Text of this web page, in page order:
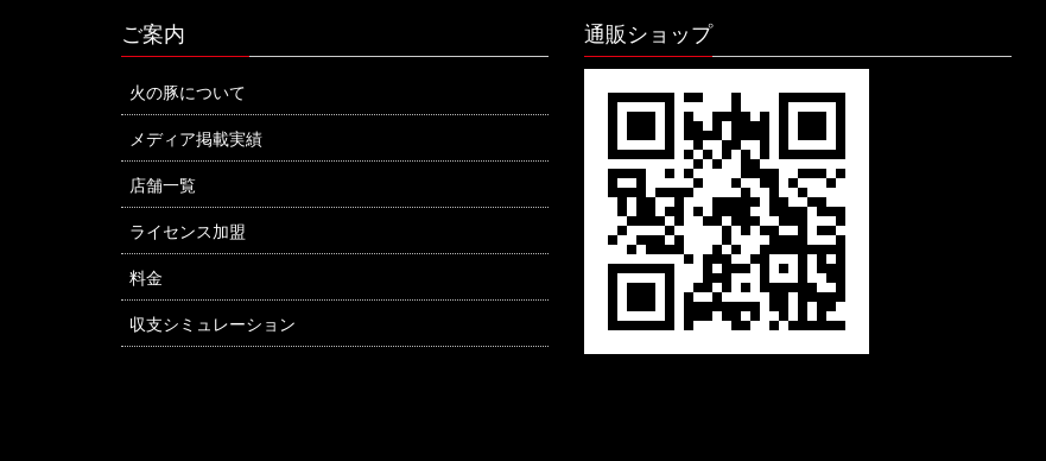
ご案内
火の豚について
メディア掲載実績
店舗一覧
ライセンス加盟
料金
収支シミュレーション
通販ショップ